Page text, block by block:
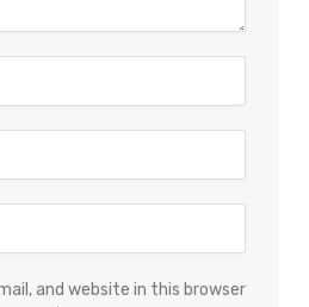
and website in this browser